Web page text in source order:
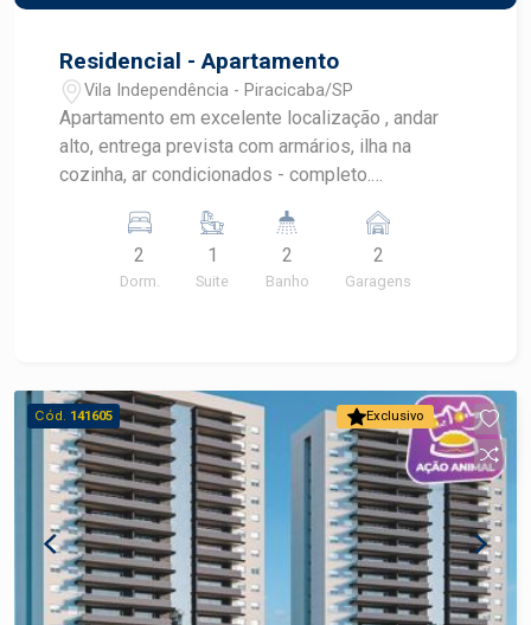
Residencial - Apartamento
Vila Independência - Piracicaba/SP
Apartamento em excelente localização , andar
alto, entrega prevista com armários, ilha na
cozinha, ar condicionados - completo.
Lazer completo
2
Dorm.
1
Suite
2
Banho
2
Garagens
Exclusivo
Cód. 141605